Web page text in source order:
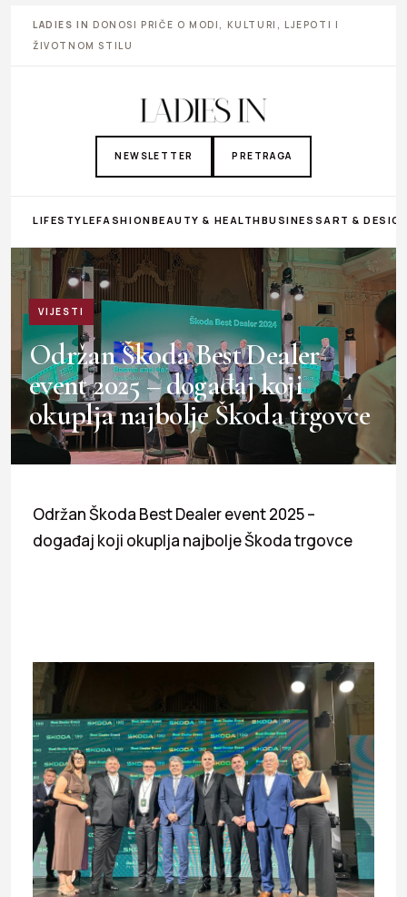
LADIES IN DONOSI PRIČE O MODI, KULTURI, LJEPOTI I
ŽIVOTNOM STILU
NEWSLETTER PRETRAGA
LIFESTYLEFASHIONBEAUTY & HEALTHBUSINESS ART &
VIJESTI
Održan Škoda Best Dealer
event 2025 – događaj koji
okuplja najbolje Škoda trgovce
Održan Škoda Best Dealer event 2025 –
događaj koji okuplja najbolje Škoda trgovce